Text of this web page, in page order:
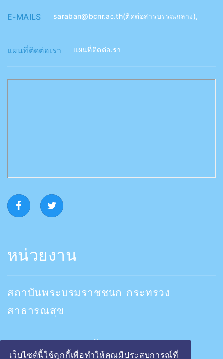
เว็บไซต์นี้ใช้คุกกี้เพื่อทำให้คุณมีประสบการณ์ที่
E-MAILS saraban@bcnr.ac.th(ติดต่อสารบรรณกลาง),
แผนที่ติดต่อเรา แผนที่ติดต่อเรา
หน่วยงาน
สถาบันพระบรมราชชนก กระทรวง
สาธารณสุข
คณะพยาบาลสถาบันพระบรมราชชนก